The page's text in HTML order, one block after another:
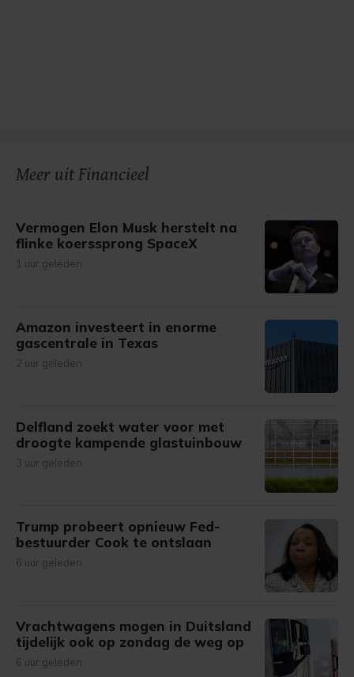
Meer uit Financieel
Vermogen Elon Musk herstelt na
flinke koerssprong SpaceX
1 uur geleden
Amazon investeert in enorme
gascentrale in Texas
2 uur geleden
Delfland zoekt water voor met
droogte kampende glastuinbouw
3 uur geleden
Trump probeert opnieuw Fed-
bestuurder Cook te ontslaan
6 uur geleden
Vrachtwagens mogen in Duitsland
tijdelijk ook op zondag de weg op
6 uur geleden